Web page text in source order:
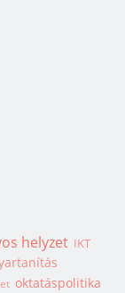
helyzet IKT
oktatáspolitika